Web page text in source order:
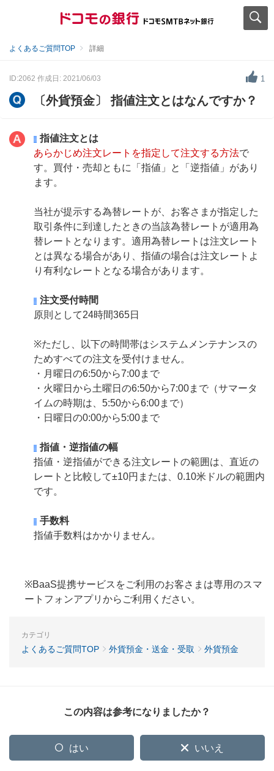
よくあるご質問TOP 詳細
ID:2062 作成日: 2021/06/03 1
〔外貨預金〕 指値注文とはなんですか？
指値注文とは
あらかじめ注文レートを指定して注文する方法で
す。買付・売却ともに「指値」と「逆指値」があり
ます。
当社が提示する為替レートが、お客さまが指定した
取引条件に到達したときの当該為替レートが適用為
替レートとなります。適用為替レートは注文レート
とは異なる場合があり、指値の場合は注文レートよ
り有利なレートとなる場合があります。
注文受付時間
原則として24時間365日
※ただし、以下の時間帯はシステムメンテナンスの
ためすべての注文を受付けません。
・月曜日の6:50から7:00まで
・火曜日から土曜日の6:50から7:00まで（サマータ
イムの時期は、5:50から6:00まで）
・日曜日の0:00から5:00まで
指値・逆指値の幅
指値・逆指値ができる注文レートの範囲は、直近の
レートと比較して±10円または、0.10米ドルの範囲内
です。
手数料
指値手数料はかかりません。
※BaaS提携サービスをご利用のお客さまは専用のスマ
ートフォンアプリからご利用ください。
カテゴリ
よくあるご質問TOP 外貨預金・送金・受取 外貨預金
この内容は参考になりましたか？
はい いいえ